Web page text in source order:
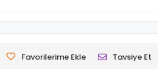
Favorilerime Ekle Tavsiye Et